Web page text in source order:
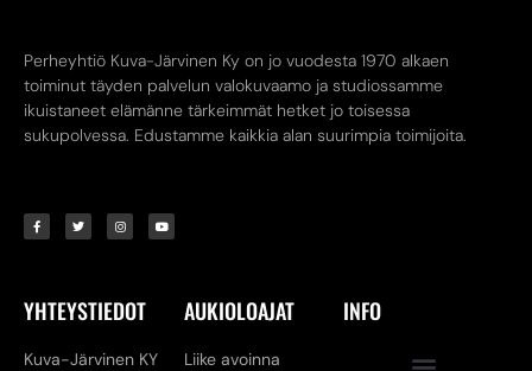
Perheyhtiö Kuva-Järvinen Ky on jo vuodesta 1970 alkaen
toiminut täyden palvelun valokuvaamo ja studiossamme
ikuistaneet elämänne tärkeimmät hetket jo toisessa
sukupolvessa. Edustamme kaikkia alan suurimpia toimijoita.
YHTEYSTIEDOT
Kuva-Järvinen KY
AUKIOLOAJAT
Liike avoinna
INFO